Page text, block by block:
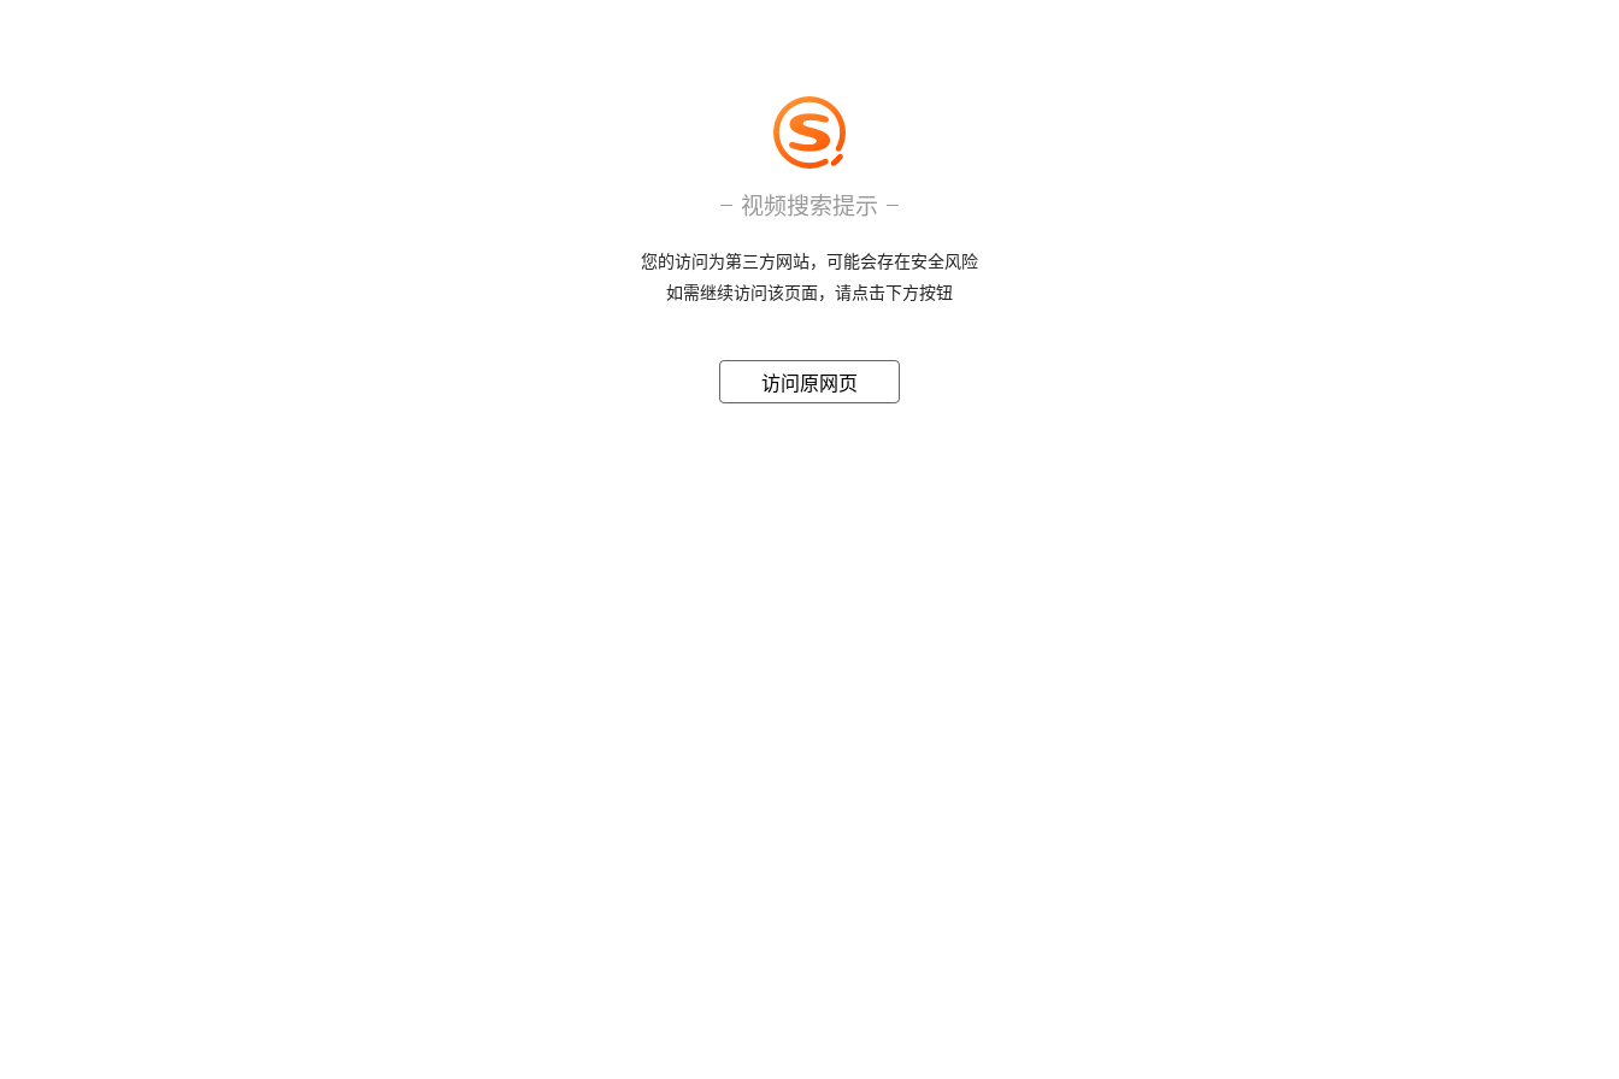
视频搜索提示
您的访问为第三方网站，可能会存在安全风险
如需继续访问该页面，请点击下方按钮
访问原网页